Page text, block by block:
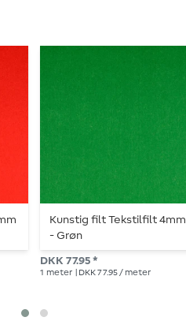
Kunstig filt Tekstilfilt 4mm
- Grøn
DKK 77.95 *
1 meter | DKK 77.95 / meter